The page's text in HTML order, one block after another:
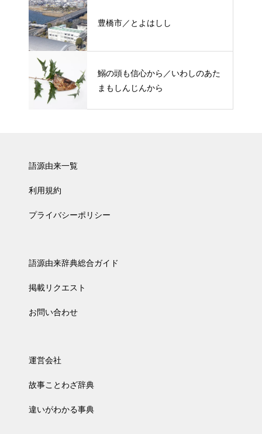
豊橋市／とよはしし
鰯の頭も信心から／いわしのあた
まもしんじんから
語源由来一覧
利用規約
プライバシーポリシー
語源由来辞典総合ガイド
掲載リクエスト
お問い合わせ
運営会社
故事ことわざ辞典
違いがわかる事典